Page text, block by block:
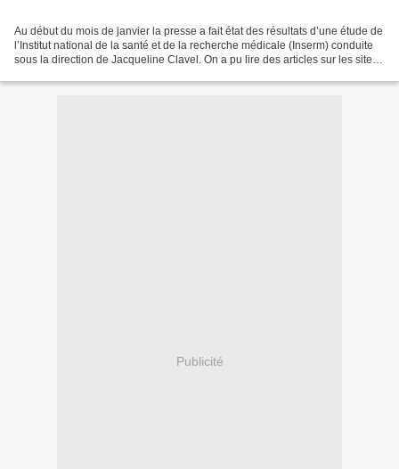
Au début du mois de janvier la presse a fait état des résultats d’une étude de
l’Institut national de la santé et de la recherche médicale (Inserm) conduite
sous la direction de Jacqueline Clavel. On a pu lire des articles sur les sites
Publicité